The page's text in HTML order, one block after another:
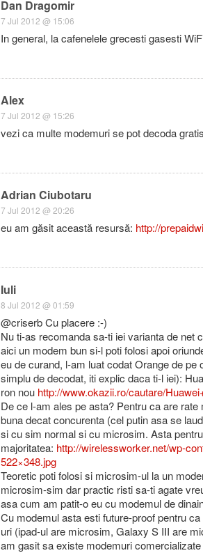
Dan Dragomir
7 Jul 2012 @ 15:06
In general, la cafenelele grecesti gasesti
Alex
7 Jul 2012 @ 15:26
vezi ca multe modemuri se pot decoda
Adrian Ciubotaru
7 Jul 2012 @ 20:26
eu am găsit această resursă: http://
Iuli
8 Jul 2012 @ 01:59
@criserb Cu placere :-)
Nu ti-as recomanda sa-ti iei varianta de net
aici un modem bun si-l poti folosi apoi
eu de curand, l-am luat codat Orange de
simplu de decodat, iti explic daca ti-l iei):
ron nou http://www.okazii.ro/cautare/
De ce l-am ales pe asta? Pentru ca are
buna decat concurenta (cel putin asa se
si cu sim normal si cu microsim. Asta
majoritatea: http://wirelessworker.net/wp-
522×348.jpg
Teoretic poti folosi si microsim-ul la un
microsim-sim dar practic risti sa-ti agate
asa cum am patit-o eu cu modemul de
Cu modemul asta esti future-proof pentru
uri (ipad-ul are microsim, Galaxy S III are
am gasit sa existe modemuri